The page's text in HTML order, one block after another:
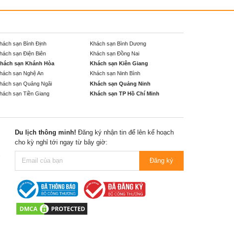
sạn Bình Định
Khách sạn Bình Dương
sạn Điện Biên
Khách sạn Đồng Nai
sạn Khánh Hòa
Khách sạn Kiên Giang
sạn Nghệ An
Khách sạn Ninh Bình
sạn Quảng Ngãi
Khách sạn Quảng Ninh
sạn Tiền Giang
Khách sạn TP Hồ Chí Minh
Du lịch thông minh! Đăng ký nhận tin để lên kế hoạch
cho kỳ nghỉ tới ngay từ bây giờ:
Đăng ký